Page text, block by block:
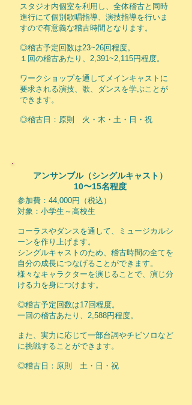
スタジオ内個室を利用し、全体稽古と同時
進行にて個別歌唱指導、演技指導を行いま
すので有意義な稽古時間となります。
◎稽古予定回数は23~26回程度。
１回の稽古あたり、2,391~2,115円程度。
ワークショップを通してメインキャストに
要求される演技、歌、ダンスを学ぶことが
できます。
◎稽古日：原則 火・木・土・日・祝
アンサンブル（シングルキャスト）
10〜15名程度
参加費：44,000円（税込）
対象：小学生～高校生
コーラスやダンスを通して、ミュージカルシ
ーンを作り上げます。
シングルキャストのため、稽古時間の全てを
自分の成長につなげることができます。
様々なキャラクターを演じることで、演じ分
ける力を身につけます。
◎稽古予定回数は17回程度。
一回の稽古あたり、2,588円程度。
また、実力に応じて一部台詞やチビソロなど
に挑戦することができます。
◎稽古日：原則 土・日・祝